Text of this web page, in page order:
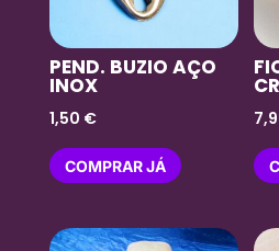
PEND. BUZIO AÇO
INOX
1,50 €
COMPRAR JÁ